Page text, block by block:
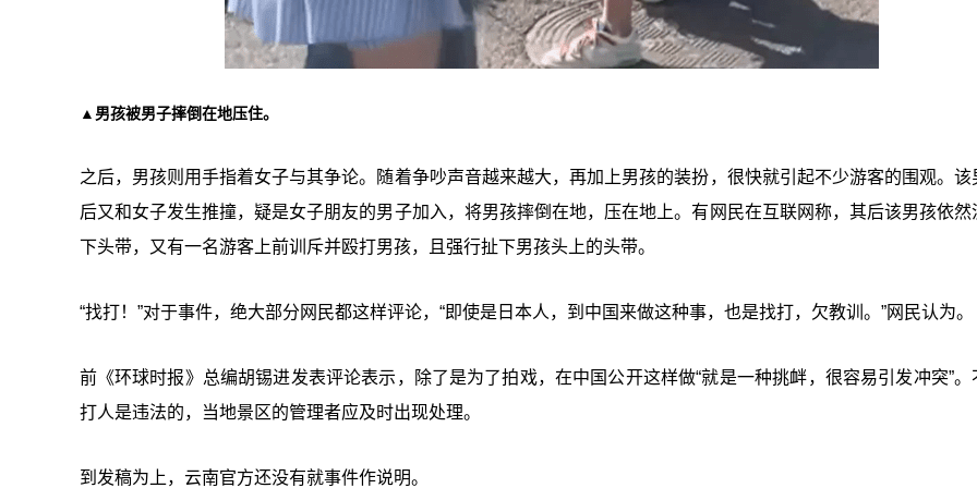
▲男孩被男子摔倒在地压住。
之后，男孩则用手指着女子与其争论。随着争吵声音越来越大，再加上男孩的装扮，很快就引起不少游客的围观。该
后又和女子发生推撞，疑是女子朋友的男子加入，将男孩摔倒在地，压在地上。有网民在互联网称，其后该男孩依然
下头带，又有一名游客上前训斥并殴打男孩，且强行扯下男孩头上的头带。
“找打！”对于事件，绝大部分网民都这样评论，“即使是日本人，到中国来做这种事，也是找打，欠教训。”网民认为。
前《环球时报》总编胡锡进发表评论表示，除了是为了拍戏，在中国公开这样做“就是一种挑衅，很容易引发冲突”。
打人是违法的，当地景区的管理者应及时出现处理。
到发稿为上，云南官方还没有就事件作说明。